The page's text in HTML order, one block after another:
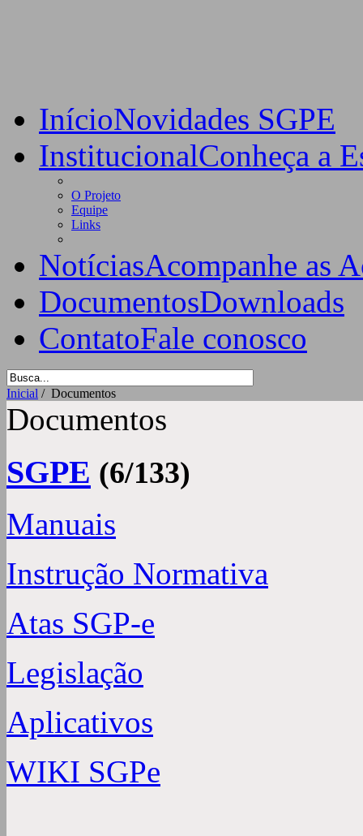
InícioNovidades SGPE
InstitucionalConheça a
O Projeto
Equipe
Links
NotíciasAcompanhe as
DocumentosDownloads
ContatoFale conosco
Inicial / Documentos
Documentos
SGPE (6/133)
Manuais
Instrução Normativa
Atas SGP-e
Legislação
Aplicativos
WIKI SGPe